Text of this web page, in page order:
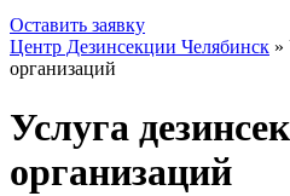
Оставить заявку
Центр Дезинсекции Челябинск »
организаций
Услуга
организаций